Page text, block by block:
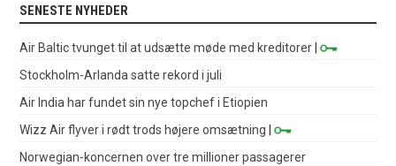
SENESTE NYHEDER
Air Baltic tvunget til at udsætte møde med kreditorer |
Stockholm-Arlanda satte rekord i juli
Air India har fundet sin nye topchef i Etiopien
Wizz Air flyver i rødt trods højere omsætning |
Norwegian-koncernen over tre millioner passagerer